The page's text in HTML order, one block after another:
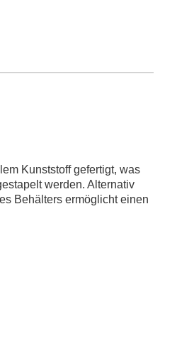
Kunststoff gefertigt, was
werden. Alternativ
Behälters ermöglicht einen